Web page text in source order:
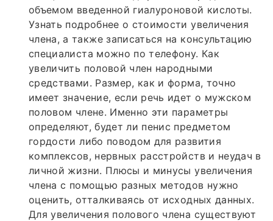
объемом введенной гиалуроновой кислоты.
Узнать подробнее о стоимости увеличения
члена, а также записаться на консультацию
специалиста можно по телефону. Как
увеличить половой член народными
средствами. Размер, как и форма, точно
имеет значение, если речь идет о мужском
половом члене. Именно эти параметры
определяют, будет ли пенис предметом
гордости либо поводом для развития
комплексов, нервных расстройств и неудач в
личной жизни. Плюсы и минусы увеличения
члена с помощью разных методов нужно
оценить, отталкиваясь от исходных данных.
Для увеличения полового члена существуют